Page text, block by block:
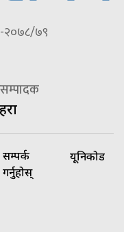
२०७८/७९
सम्पर्क
गर्नुहोस्
यूनिकोड